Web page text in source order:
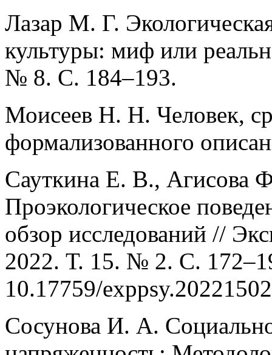
Лазар М. Г.
культуры: миф или
№ 8. С. 184–193.
Моисеев Н. Н. Человек,
формализованного
Сауткина Е. В., Агисова
Проэкологическое
обзор исследований //
2022. Т. 15. № 2. С.
10.17759/
Сосунова И. А.